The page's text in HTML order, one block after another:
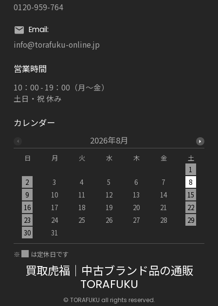
0120-959-764
Email:
info@torafuku-online.jp
営業時間
10：00 - 19：00（月～金）
土日・祝 休み
カレンダー
2026年8月
日 月 火 水 木 金
土
1
2
3 4 5 6 7
8
9
10 11 12 13 14
15
16
17 18 19 20 21
22
23
24 25 26 27 28
29
30
31
※ は定休日です
買取虎福｜中古ブランド品の通販
TORAFUKU
© TORAFUKU all rights reserved.